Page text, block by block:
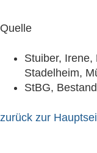
Quelle
Stuiber, Irene,
Stadelheim,
StBG,
zurück zur